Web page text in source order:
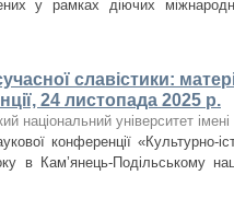
у рамках діючих
славістики:
24 листопада 2025 р.
національний університет імені
конференції «Культурно-
в Кам’янець-Подільському